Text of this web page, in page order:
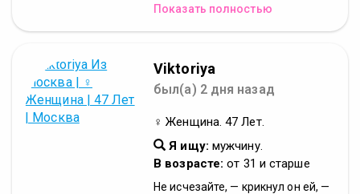
Показать полностью
Viktoriya
был(а) 2 дня назад
♀ Женщина. 47 Лет.
Я ищу: мужчину.
В возрасте: от 31 и старше
Не исчезайте, — крикнул он ей, —